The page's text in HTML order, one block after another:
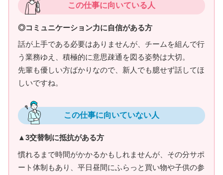
この仕事に向いている人
◎コミュニケーション力に自信がある方
話が上手である必要はありませんが、チームを組んで行
う業務ゆえ、積極的に意思疎通を図る姿勢は大切。
先輩も優しい方ばかりなので、新人でも臆せず話してほ
しいですね。
この仕事に向いていない人
▲3交替制に抵抗がある方
慣れるまで時間がかかるかもしれませんが、その分サポ
ート体制もあり、平日昼間にふらっと買い物や子供の参